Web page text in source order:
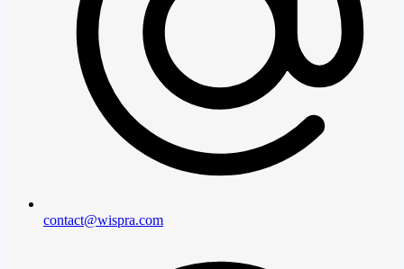
contact@wispra.com